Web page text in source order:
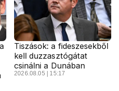
Tiszások: a fideszesekből
kell duzzasztógátat
csinálni a Dunában
2026.08.05 | 15:17